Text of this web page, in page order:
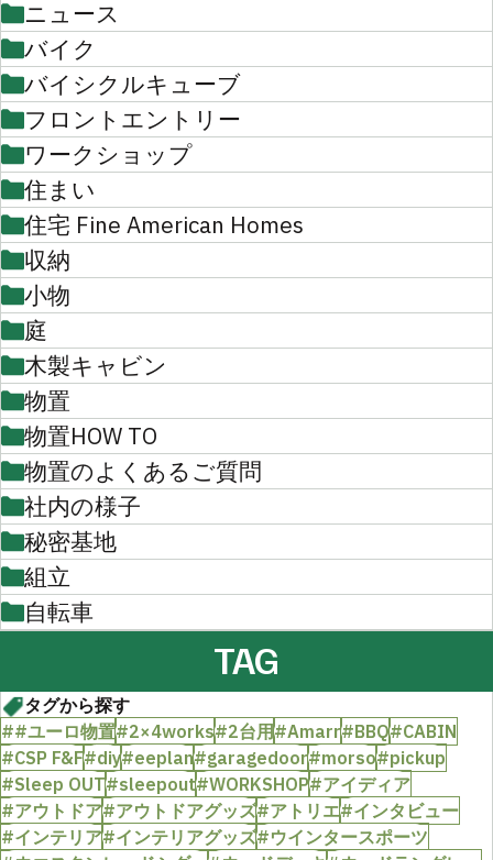
ニュース
バイク
バイシクルキューブ
フロントエントリー
ワークショップ
住まい
住宅 Fine American Homes
収納
小物
庭
木製キャビン
物置
物置HOW TO
物置のよくあるご質問
社内の様子
秘密基地
組立
自転車
TAG
タグから探す
##ユーロ物置#2×4works#2台用#Amarr#BBQ#CABIN
#CSP F&F#diy#eeplan#garagedoor#morso#pickup
#Sleep OUT#sleepout#WORKSHOP#アイディア
#アウトドア#アウトドアグッズ#アトリエ#インタビュー
#インテリア#インテリアグッズ#ウインタースポーツ